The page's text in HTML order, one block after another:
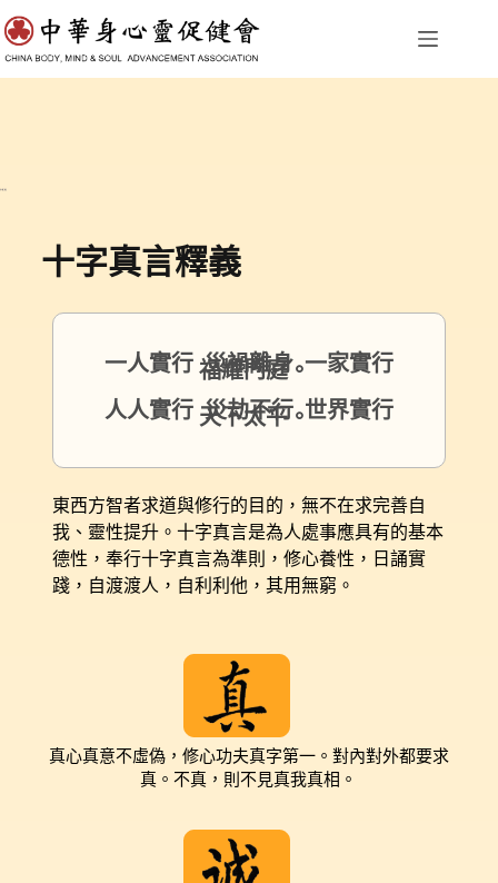
十字真言釋義
一人實行 災禍離身 一家實行
福耀門庭。
人人實行 災劫不行 世界實行
天下太平。
東西方智者求道與修行的目的，無不在求完善自
我、靈性提升。十字真言是為人處事應具有的基本
德性，奉行十字真言為準則，修心養性，日誦實
踐，自渡渡人，自利利他，其用無窮。
真心真意不虛偽，修心功夫真字第一。對內對外都要求
真。不真，則不見真我真相。